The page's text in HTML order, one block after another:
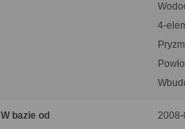
4-
W bazie od